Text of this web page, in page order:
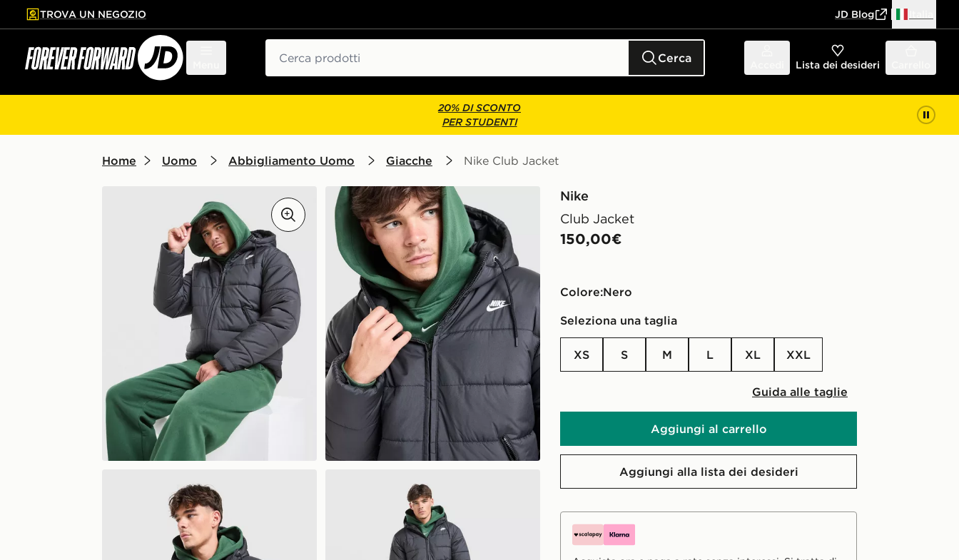
contenuto principale
a fondo pagina
TROVA UN NEGOZIO JD Blog
Cerca Lista dei desideri
20% DI SCONTO
PER STUDENTI
Home Uomo Abbigliamento Uomo Giacche Nike Club Jacket
Nike
Club Jacket
150,00€
Colore:
nero
Seleziona una taglia
XS S M L XL XXL
Guida alle taglie
Aggiungi al carrello
Aggiungi alla lista dei desideri